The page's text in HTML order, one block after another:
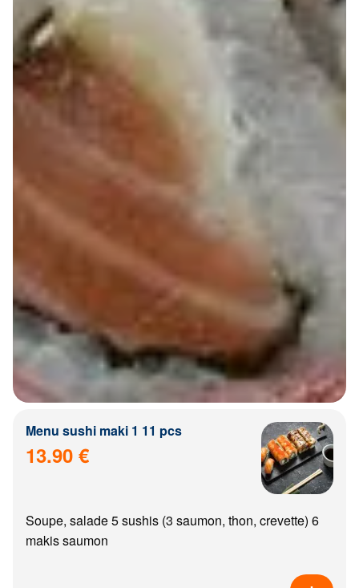
Menu sushi maki 1 11 pcs
13.90 €
Soupe, salade 5 sushis (3 saumon, thon, crevette) 6
makis saumon